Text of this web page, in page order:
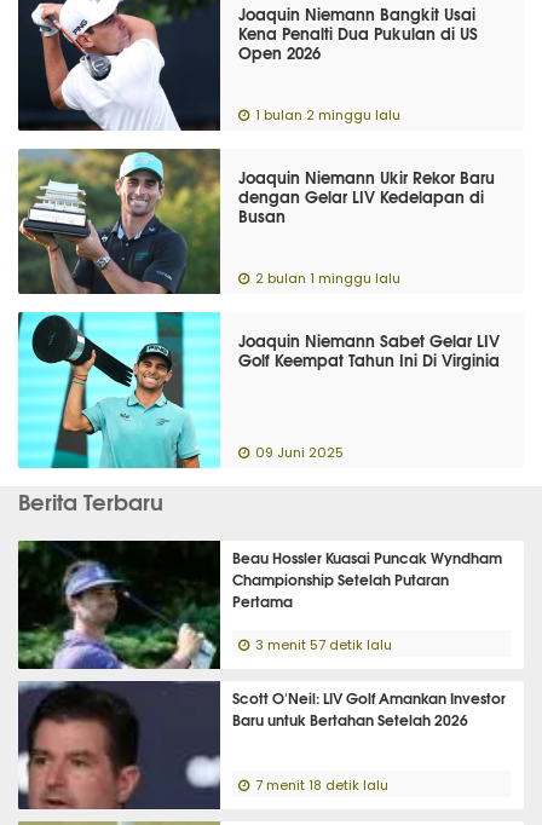
Joaquin Niemann Bangkit Usai
Kena Penalti Dua Pukulan di US
Open 2026
1 bulan 2 minggu lalu
Joaquin Niemann Ukir Rekor Baru
dengan Gelar LIV Kedelapan di
Busan
2 bulan 1 minggu lalu
Joaquin Niemann Sabet Gelar LIV
Golf Keempat Tahun Ini Di Virginia
09 Juni 2025
Berita Terbaru
Beau Hossler Kuasai Puncak Wyndham
Championship Setelah Putaran
Pertama
3 menit 57 detik lalu
Scott O'Neil: LIV Golf Amankan Investor
Baru untuk Bertahan Setelah 2026
7 menit 18 detik lalu